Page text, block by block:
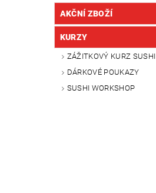
AKČNÍ ZBOŽÍ
KURZY
ZÁŽITKOVÝ KURZ SUSHI
DÁRKOVÉ POUKAZY
SUSHI WORKSHOP